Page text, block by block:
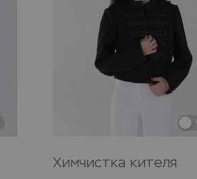
Химчистка кителя